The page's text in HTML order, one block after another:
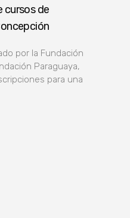
cursos de
por la Fundación
Paraguaya,
para una